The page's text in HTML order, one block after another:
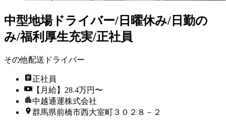
中型地場ドライバー/日曜休み/日勤の
み/福利厚生充実/正社員
その他配送ドライバー
正社員
【月給】28.4万円〜
中越通運株式会社
群馬県前橋市西大室町３０２８－２